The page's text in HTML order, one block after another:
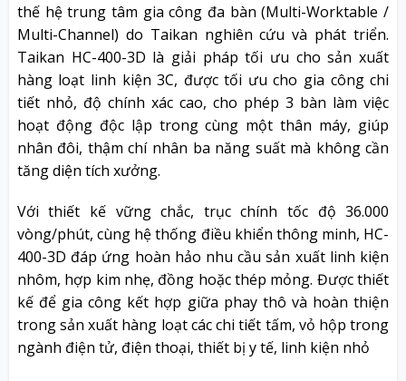
thế hệ trung tâm gia công đa bàn (Multi-Worktable /
Multi-Channel) do Taikan nghiên cứu và phát triển.
Taikan HC-400-3D là giải pháp tối ưu cho sản xuất
hàng loạt linh kiện 3C, được tối ưu cho gia công chi
tiết nhỏ, độ chính xác cao, cho phép 3 bàn làm việc
hoạt động độc lập trong cùng một thân máy, giúp
nhân đôi, thậm chí nhân ba năng suất mà không cần
tăng diện tích xưởng.
Với thiết kế vững chắc, trục chính tốc độ 36.000
vòng/phút, cùng hệ thống điều khiển thông minh, HC-
400-3D đáp ứng hoàn hảo nhu cầu sản xuất linh kiện
nhôm, hợp kim nhẹ, đồng hoặc thép mỏng. Được thiết
kế để gia công kết hợp giữa phay thô và hoàn thiện
trong sản xuất hàng loạt các chi tiết tấm, vỏ hộp trong
ngành điện tử, điện thoại, thiết bị y tế, linh kiện nhỏ